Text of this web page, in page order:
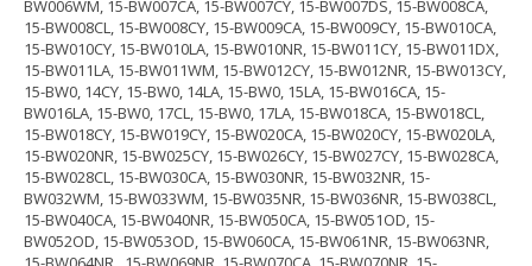
BW006WM, 15-BW007CA, 15-BW007CY, 15-BW007DS, 15-BW008CA,
15-BW008CL, 15-BW008CY, 15-BW009CA, 15-BW009CY, 15-BW010CA,
15-BW010CY, 15-BW010LA, 15-BW010NR, 15-BW011CY, 15-BW011DX,
15-BW011LA, 15-BW011WM, 15-BW012CY, 15-BW012NR, 15-BW013CY,
15-BW0, 14CY, 15-BW0, 14LA, 15-BW0, 15LA, 15-BW016CA, 15-
BW016LA, 15-BW0, 17CL, 15-BW0, 17LA, 15-BW018CA, 15-BW018CL,
15-BW018CY, 15-BW019CY, 15-BW020CA, 15-BW020CY, 15-BW020LA,
15-BW020NR, 15-BW025CY, 15-BW026CY, 15-BW027CY, 15-BW028CA,
15-BW028CL, 15-BW030CA, 15-BW030NR, 15-BW032NR, 15-
BW032WM, 15-BW033WM, 15-BW035NR, 15-BW036NR, 15-BW038CL,
15-BW040CA, 15-BW040NR, 15-BW050CA, 15-BW051OD, 15-
BW052OD, 15-BW053OD, 15-BW060CA, 15-BW061NR, 15-BW063NR,